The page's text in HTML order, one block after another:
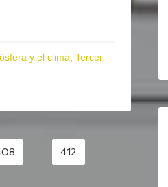
y el clima Tercer
412